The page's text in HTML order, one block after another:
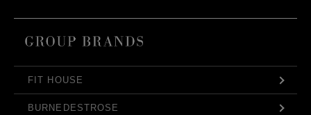
FIT HOUSE
BURNEDESTROSE